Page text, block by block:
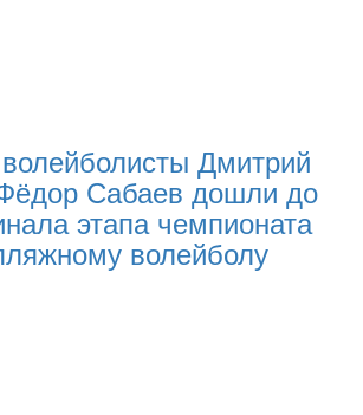
Дмитрий
Сабаев дошли до
этапа чемпионата
волейболу